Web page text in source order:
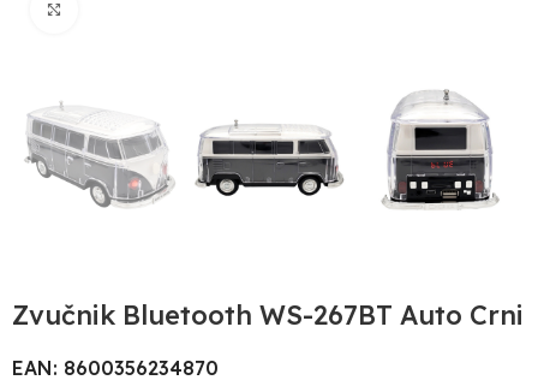
Zvučnik Bluetooth WS-267BT Auto Crni
EAN: 8600356234870